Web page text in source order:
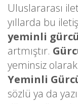
Uluslararası
yıllarda bu
yeminli
artmıştır.
yeminsiz
Yeminli
sözlü ya da